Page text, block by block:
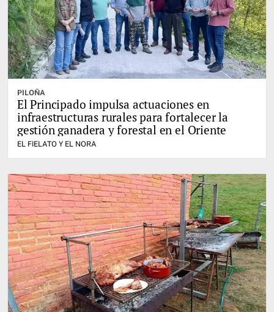
PILOÑA
El Principado impulsa actuaciones en
infraestructuras rurales para fortalecer la
gestión ganadera y forestal en el Oriente
EL FIELATO Y EL NORA